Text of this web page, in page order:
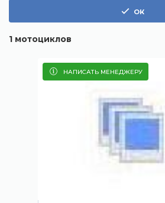
ОК
1 мотоциклов
НАПИСАТЬ МЕНЕДЖЕРУ